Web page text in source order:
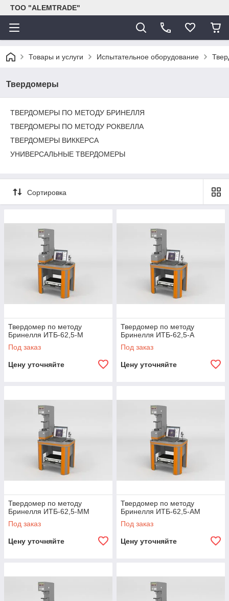
ТОО "ALEMTRADE"
Товары и услуги Испытательное оборудование
Твердомеры
ТВЕРДОМЕРЫ ПО МЕТОДУ БРИНЕЛЛЯ
ТВЕРДОМЕРЫ ПО МЕТОДУ РОКВЕЛЛА
ТВЕРДОМЕРЫ ВИККЕРСА
УНИВЕРСАЛЬНЫЕ ТВЕРДОМЕРЫ
Сортировка
Твердомер по методу
Бринелля ИТБ-62,5-М
Под заказ
Цену уточняйте
Твердомер по методу
Бринелля ИТБ-62,5-А
Под заказ
Цену уточняйте
Твердомер по методу
Бринелля ИТБ-62,5-ММ
Под заказ
Цену уточняйте
Твердомер по методу
Бринелля ИТБ-62,5-АМ
Под заказ
Цену уточняйте